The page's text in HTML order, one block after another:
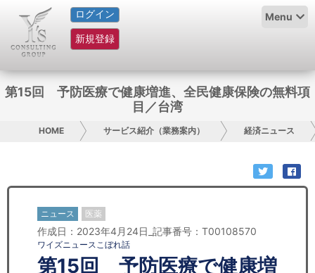
ログイン
新規登録
Menu
HOME
サービス紹介
お問い合わせ
日本人にPR
コンサルティング
第15回 予防医療で健康増進、全民健康保険の無料項
目／台湾
HOME サービス紹介（業務案内） 経済ニュース
ニュース 医薬
作成日：2023年4月24日_記事番号：T00108570
ワイズニュースこぼれ話
第15回 予防医療で健康増